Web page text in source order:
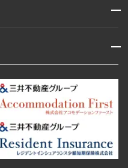
開閉
三田・芝・浜松町
本郷・春日・小石川
・自由が丘
池袋・板橋・王子
開閉
台東区 墨田区
中野区
馬区 荒川区
足立区